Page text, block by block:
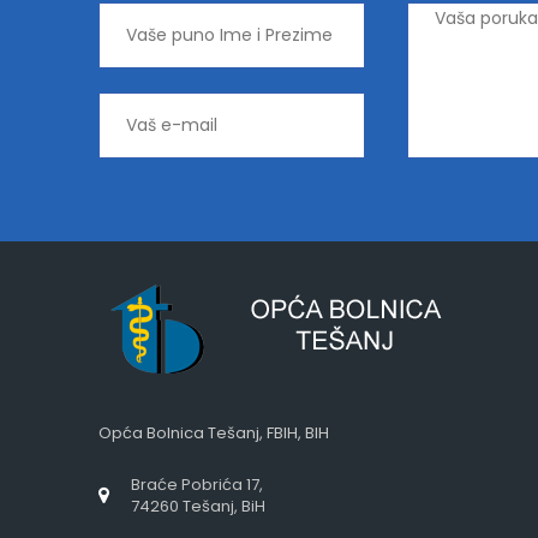
Opća Bolnica Tešanj, FBIH, BIH
Braće Pobrića 17,
74260 Tešanj, BiH